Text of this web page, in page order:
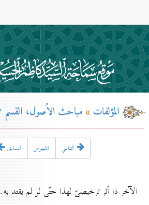
المؤلفات»مباحث الاُصول، القسم ۲-الجزء۱
السابق الفهرس التـالـي
الآخر ذا أثر ترخيصىّ لهذا حتّى لو لم يقتد به.